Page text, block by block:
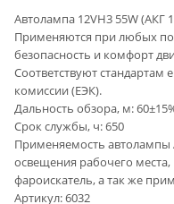
Автолампа 12VH3 55W (АКГ
Применяются при любых
безопасность и комфорт
Соответствуют стандартам
комиссии (ЕЭК).
Дальность обзора, м:
Срок службы, ч: 650
Применяемость автолампы
освещения рабочего
фароискатель, а так же
Артикул: 6032